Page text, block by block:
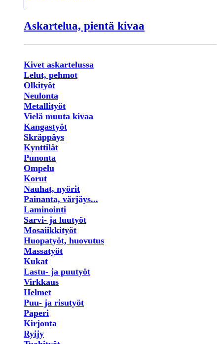
Askartelua, pientä kivaa
Kivet askartelussa
Lelut, pehmot
Olkityöt
Neulonta
Metallityöt
Vielä muuta kivaa
Kangastyöt
Skräppäys
Kynttilät
Punonta
Ompelu
Korut
Nauhat, nyörit
Painanta, värjäys...
Laminointi
Sarvi- ja luutyöt
Mosaiikkityöt
Huopatyöt, huovutus
Massatyöt
Kukat
Lastu- ja puutyöt
Virkkaus
Helmet
Puu- ja risutyöt
Paperi
Kirjonta
Ryijy